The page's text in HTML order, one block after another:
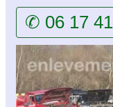
✆ 06 17